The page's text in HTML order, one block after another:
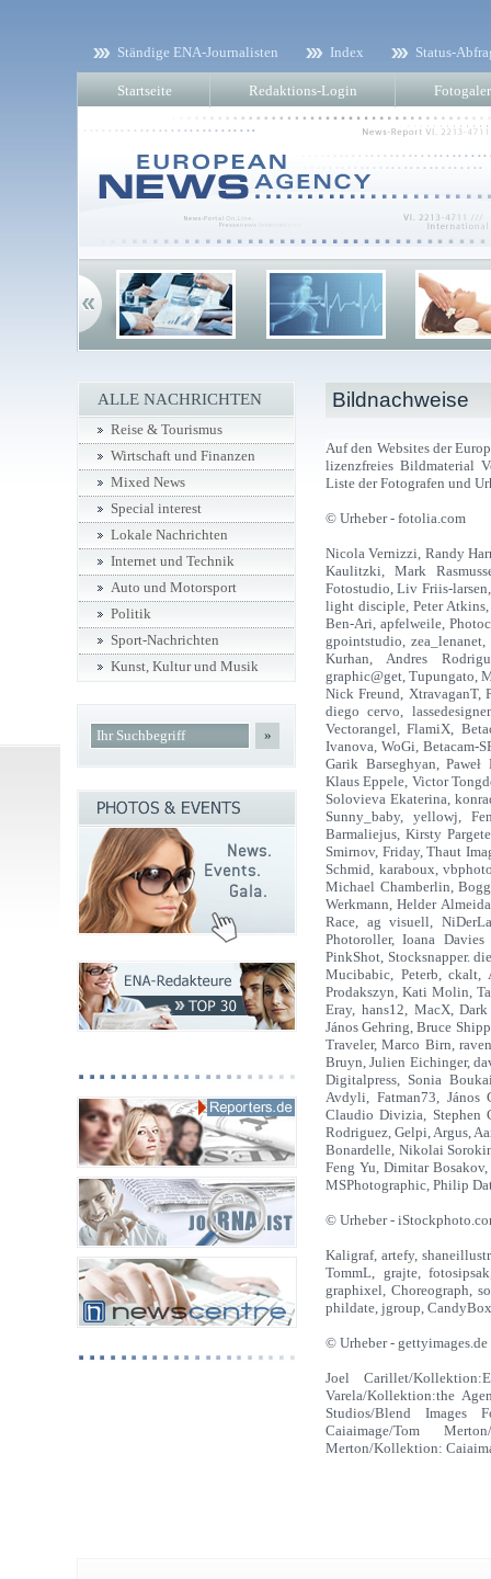
Ständige ENA-Journalisten Index Status-
Startseite Redaktions-Login
Bildnachweise
Auf den Websites der
lizenzfreies Bildmaterial
Liste der Fotografen und
© Urheber - fotolia.com
Nicola Vernizzi, Randy
Kaulitzki, Mark
Fotostudio, Liv Friis-
light disciple, Peter
Ben-Ari, apfelweile,
gpointstudio,
Kurhan, Andres
graphic@get, Tupungato,
Nick Freund, XtravaganT,
diego cervo,
Vectorangel, FlamiX,
Ivanova, WoGi, Betacam-
Garik Barseghyan,
Klaus Eppele, Victor
Solovieva Ekaterina,
Sunny_baby, yellowj,
Barmaliejus, Kirsty
Smirnov, Friday, Thaut
Schmid, karaboux,
Michael Chamberlin,
Werkmann, Helder
Race, ag visuell,
Photoroller, Ioana
PinkShot, Stocksnapper.
Mucibabic, Peterb, ckalt,
Prodakszyn, Kati Molin,
Eray, hans12, MacX,
János Gehring, Bruce
Traveler, Marco Birn,
Bruyn, Julien Eichinger,
Digitalpress, Sonia
Avdyli, Fatman73,
Claudio Divizia, Stephen
Rodriguez, Gelpi, Argus,
Bonardelle, Nikolai
Feng Yu, Dimitar
MSPhotographic, Philip
© Urheber -
Kaligraf, artefy,
TommL, grajte,
graphixel, Choreograph,
phildate, jgroup,
© Urheber - gettyimages.de
Joel Carillet/
Varela/Kollektion:the
Studios/Blend Images
Caiaimage/Tom
Merton/Kollektion:
ALLE NACHRICHTEN
Reise & Tourismus
Wirtschaft und Finanzen
Mixed News
Special interest
Lokale Nachrichten
Internet und Technik
Auto und Motorsport
Politik
Sport-Nachrichten
Kunst, Kultur und Musik
»